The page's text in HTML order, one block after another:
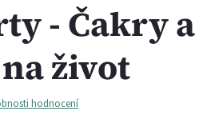
- Čakry a
život
hodnocení